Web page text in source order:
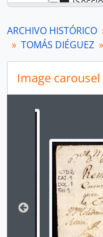
ARCHIVO HISTÓRICO
TOMÁS DIÉGUEZ
Image carousel
Changing the